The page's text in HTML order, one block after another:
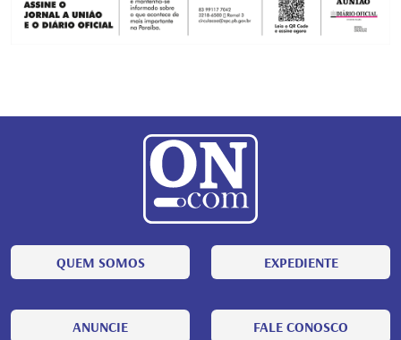
QUEM SOMOS EXPEDIENTE
ANUNCIE FALE CONOSCO